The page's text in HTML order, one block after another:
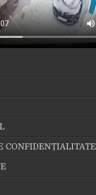
CONFIDENȚIALITATE